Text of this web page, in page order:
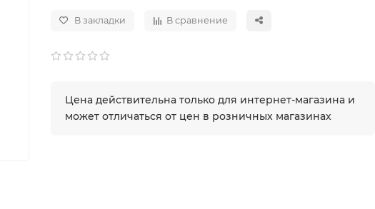
В закладки В сравнение
Цена действительна только для интернет-магазина и
может отличаться от цен в розничных магазинах